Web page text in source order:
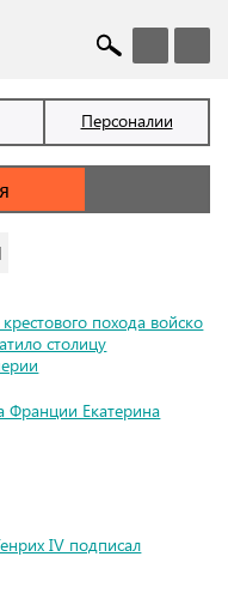
Персоналии
похода войско
столицу
Франции Екатерина
IV подписал